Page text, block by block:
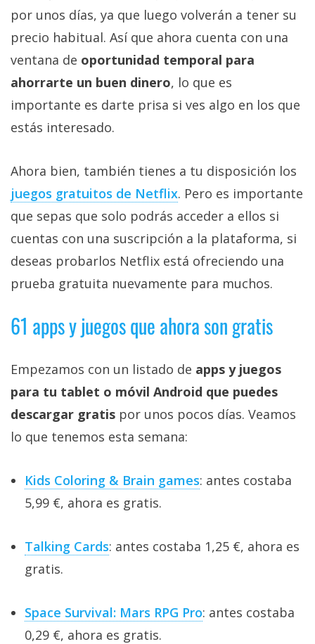
por unos días, ya que luego volverán a tener su
precio habitual. Así que ahora cuenta con una
ventana de oportunidad temporal para
ahorrarte un buen dinero, lo que es
importante es darte prisa si ves algo en los que
estás interesado.
Ahora bien, también tienes a tu disposición los
juegos gratuitos de Netflix‎. Pero es importante
que sepas que solo podrás acceder a ellos si
cuentas con una suscripción a la plataforma, si
deseas probarlos Netflix está ofreciendo una
prueba gratuita nuevamente para muchos.
61 apps y juegos que ahora son gratis
Empezamos con un listado de apps y juegos
para tu tablet o móvil Android que puedes
descargar gratis por unos pocos días. Veamos
lo que tenemos esta semana:
Kids Coloring & Brain games: antes costaba
5,99 €, ahora es gratis.
Talking Cards: antes costaba 1,25 €, ahora es
gratis.
Space Survival: Mars RPG Pro: antes costaba
0,29 €, ahora es gratis.